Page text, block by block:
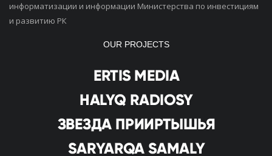
информатизации и информации Министерства по инвестициям
и развитию РК
OUR PROJECTS